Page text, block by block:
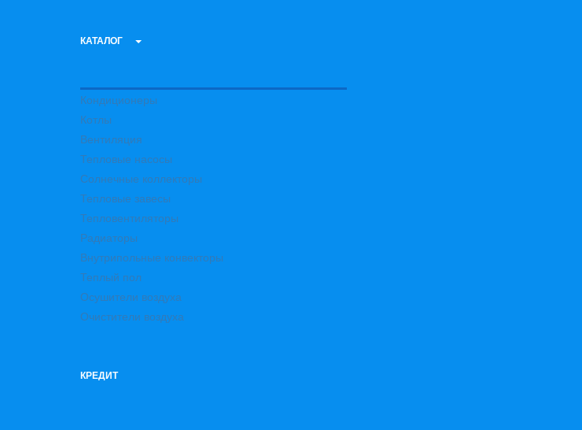
КАТАЛОГ
Кондиционеры
Котлы
Вентиляция
Тепловые насосы
Солнечные коллекторы
Тепловые завесы
Тепловентиляторы
Радиаторы
Внутрипольные конвекторы
Теплый пол
Осушители воздуха
Очистители воздуха
КРЕДИТ